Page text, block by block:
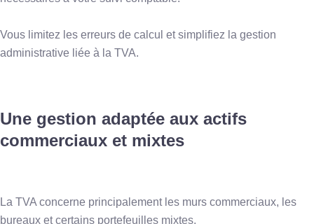
Vous limitez les erreurs de calcul et simplifiez la gestion
administrative liée à la TVA.
Une gestion adaptée aux actifs
commerciaux et mixtes
La TVA concerne principalement les murs commerciaux, les
bureaux et certains portefeuilles mixtes.